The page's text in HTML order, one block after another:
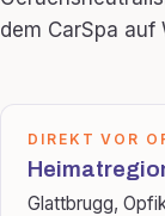
dem CarSpa auf
DIREKT VOR
Glattbrugg,